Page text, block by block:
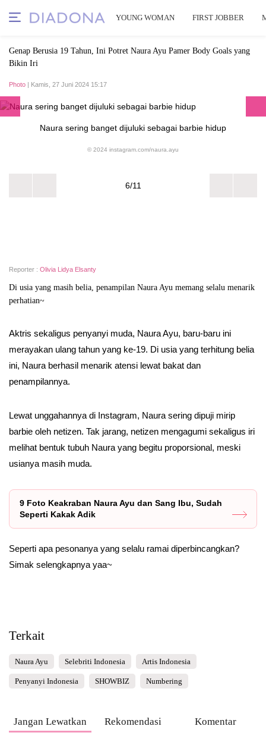
YOUNG WOMAN FIRST JOBBER
Genap Berusia 19 Tahun, Ini Potret Naura Ayu Pamer Body Goals yang
Bikin Iri
Photo | Kamis, 27 Juni 2024 15:17
Naura sering banget dijuluki sebagai barbie hidup
© 2024 instagram.com/naura.ayu
6/11
Reporter : Olivia Lidya Elsanty
Di usia yang masih belia, penampilan Naura Ayu memang selalu menarik
perhatian~
Aktris sekaligus penyanyi muda, Naura Ayu, baru-baru ini
merayakan ulang tahun yang ke-19. Di usia yang terhitung belia
ini, Naura berhasil menarik atensi lewat bakat dan
penampilannya.
Lewat unggahannya di Instagram, Naura sering dipuji mirip
barbie oleh netizen. Tak jarang, netizen mengagumi sekaligus iri
melihat bentuk tubuh Naura yang begitu proporsional, meski
usianya masih muda.
9 Foto Keakraban Naura Ayu dan Sang Ibu, Sudah
Seperti Kakak Adik
Seperti apa pesonanya yang selalu ramai diperbincangkan?
Simak selengkapnya yaa~
Terkait
Naura Ayu Selebriti Indonesia Artis Indonesia
Penyanyi Indonesia SHOWBIZ Numbering
Jangan Lewatkan Rekomendasi Komentar